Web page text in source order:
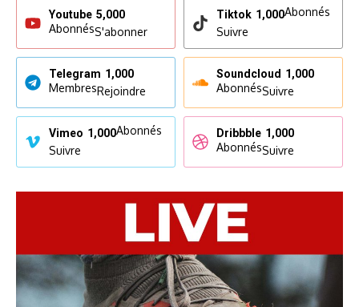
Youtube 5,000
AbonnésS'abonner
Tiktok 1,000Abonnés
Suivre
Telegram 1,000
MembresRejoindre
Soundcloud 1,000
AbonnésSuivre
Vimeo 1,000Abonnés
Suivre
Dribbble 1,000
AbonnésSuivre